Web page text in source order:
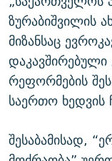
ზურაბიშვილის
მიზანსაც
დაკავშირებული
რეფორმების
საერთო ხედვის
შესაბამისად,